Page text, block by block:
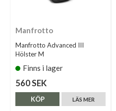
Manfrotto
Manfrotto Advanced III
Hölster M
Finns i lager
560 SEK
LÄS MER
KÖP